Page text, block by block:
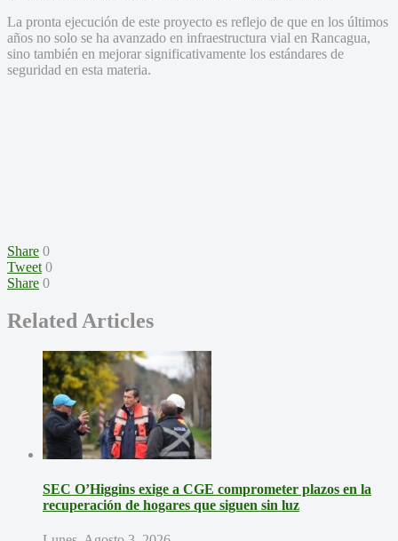
La pronta ejecución de este proyecto es reflejo de que en los últimos
años no solo se ha avanzado en infraestructura vial en Rancagua,
sino también en mejorar significativamente los estándares de
seguridad en esta materia.
Share 0
Tweet 0
Share 0
Related Articles
SEC O’Higgins exige a CGE comprometer plazos en la
recuperación de hogares que siguen sin luz